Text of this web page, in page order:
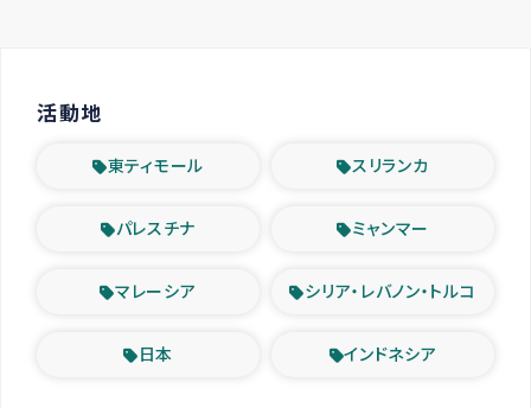
活動地
東ティモール スリランカ
パレスチナ ミャンマー
マレーシア シリア・レバノン・トルコ
日本 インドネシア